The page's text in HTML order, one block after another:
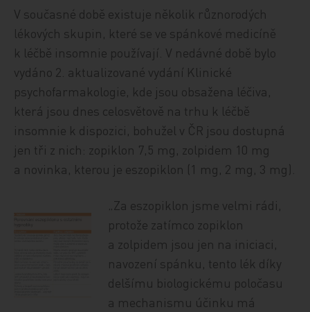
V současné době existuje několik různorodých
lékových skupin, které se ve spánkové medicíně
k léčbě insomnie používají. V nedávné době bylo
vydáno 2. aktualizované vydání Klinické
psychofarmakologie, kde jsou obsažena léčiva,
která jsou dnes celosvětově na trhu k léčbě
insomnie k dispozici, bohužel v ČR jsou dostupná
jen tři z nich: zopiklon 7,5 mg, zolpidem 10 mg
a novinka, kterou je eszopiklon (1 mg, 2 mg, 3 mg).
„Za eszopiklon jsme velmi rádi,
protože zatímco zopiklon
a zolpidem jsou jen na iniciaci,
navození spánku, tento lék díky
delšímu biologickému poločasu
a mechanismu účinku má